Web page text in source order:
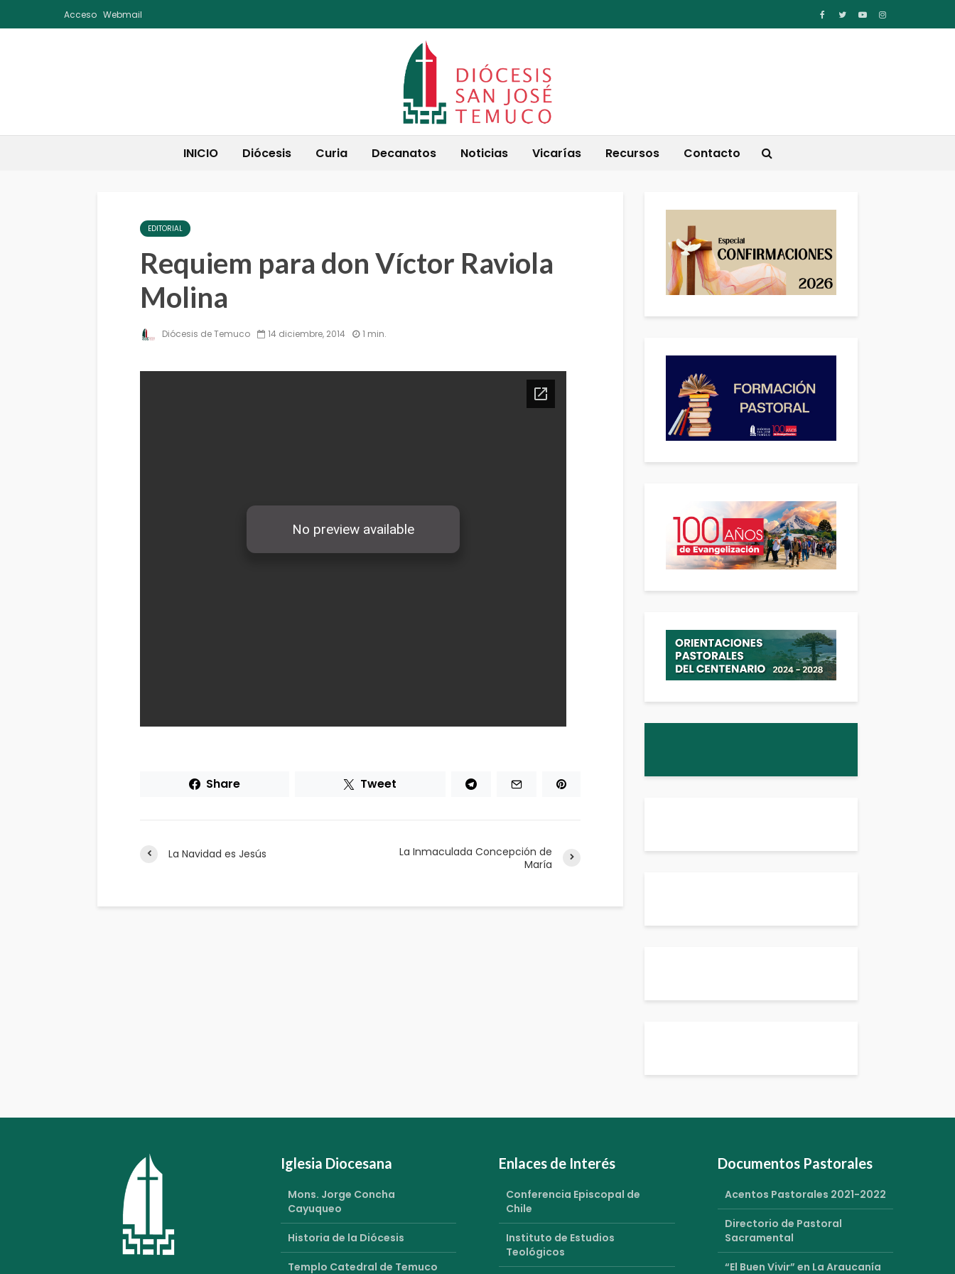
Acceso Webmail
INICIO Diócesis Curia Decanatos Noticias Vicarías Recursos Contacto
EDITORIAL
Requiem para don Víctor Raviola
Molina
Diócesis de Temuco 14 diciembre, 2014 1 min.
Share Tweet
La Navidad es Jesús
La Inmaculada Concepción de
María
Iglesia Diocesana
Mons. Jorge Concha
Cayuqueo
Historia de la Diócesis
Templo Catedral de Temuco
Enlaces de Interés
Conferencia Episcopal de
Chile
Instituto de Estudios
Teológicos
Documentos Pastorales
Acentos Pastorales 2021-2022
Directorio de Pastoral
Sacramental
“El Buen Vivir” en La Araucanía